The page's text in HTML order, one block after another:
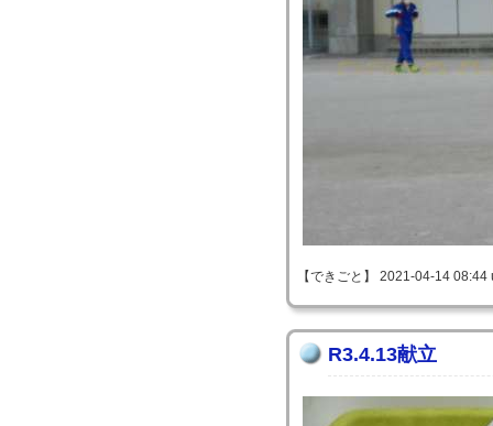
【できごと】 2021-04-14
R3.4.13献立